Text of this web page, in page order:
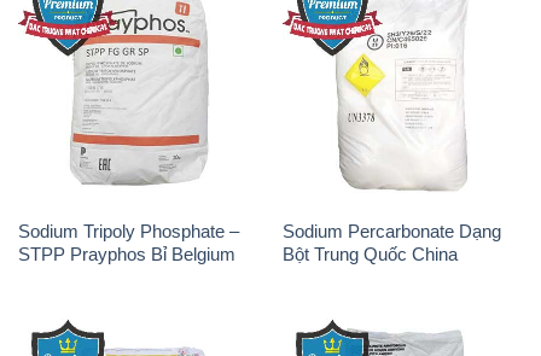
Sodium Tripoly Phosphate –
STPP Prayphos Bỉ Belgium
Sodium Percarbonate Dạng
Bột Trung Quốc China